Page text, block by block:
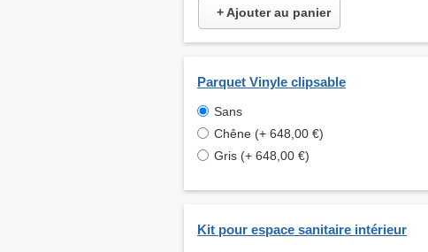
+ Ajouter au panier
Parquet Vinyle clipsable
Sans
Chêne (+ 648,00 €)
Gris (+ 648,00 €)
Kit pour espace sanitaire intérieur